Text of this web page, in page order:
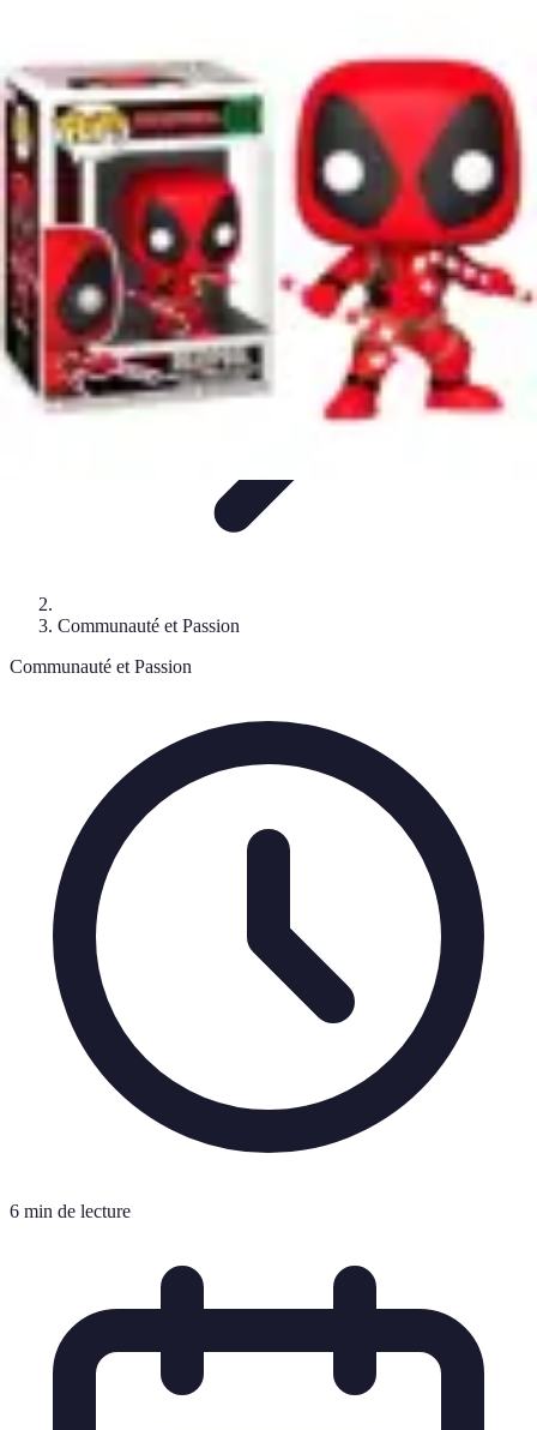
TechniquesPassion et Motivation Culture Tennis
Passion Tennis
Communauté et Passion
Communauté et Passion
6 min de lecture